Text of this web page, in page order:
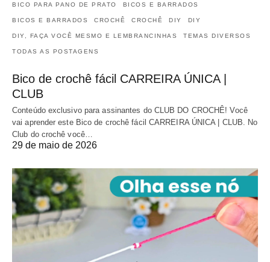
BICO PARA PANO DE PRATO BICOS E BARRADOS
BICOS E BARRADOS CROCHÊ CROCHÊ DIY DIY
DIY, FAÇA VOCÊ MESMO E LEMBRANCINHAS TEMAS DIVERSOS
TODAS AS POSTAGENS
Bico de crochê fácil CARREIRA ÚNICA |
CLUB
Conteúdo exclusivo para assinantes do CLUB DO CROCHÊ! Você
vai aprender este Bico de crochê fácil CARREIRA ÚNICA | CLUB. No
Club do crochê você…
29 de maio de 2026